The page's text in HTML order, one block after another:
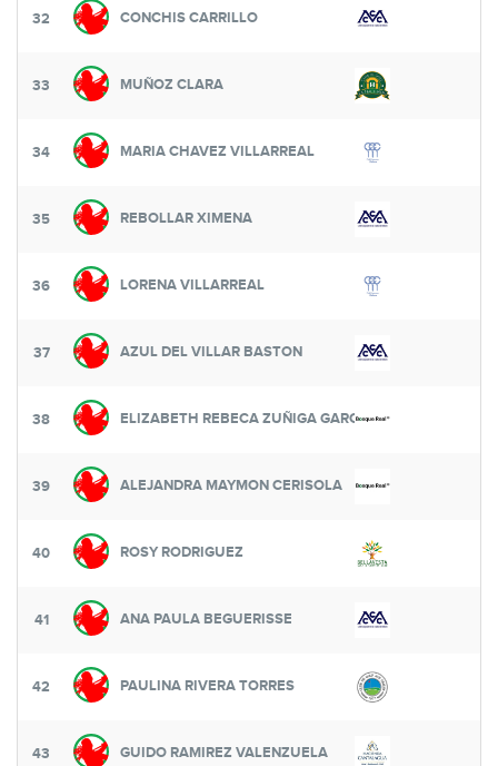
32 CONCHIS CARRILLO
33 MUÑOZ CLARA
34 MARIA CHAVEZ VILLARREAL
35 REBOLLAR XIMENA
36 LORENA VILLARREAL
37 AZUL DEL VILLAR BASTON
38 ELIZABETH REBECA ZUÑIGA GARCIA
39 ALEJANDRA MAYMON CERISOLA
40 ROSY RODRIGUEZ
41 ANA PAULA BEGUERISSE
42 PAULINA RIVERA TORRES
43 GUIDO RAMIREZ VALENZUELA